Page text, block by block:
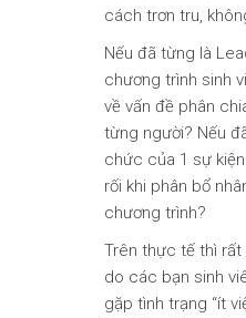
cách trơn tru,
Nếu đã từng là
chương trình sinh
về vấn đề phân
từng người? Nếu
chức của 1 sự
rối khi phân bổ
chương trình?
Trên thực tế thì rất
do các bạn sinh
gặp tình trạng “ít